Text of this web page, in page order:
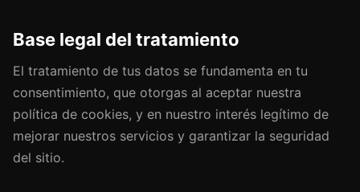
Base legal del tratamiento
El tratamiento de tus datos se fundamenta en tu
consentimiento, que otorgas al aceptar nuestra
política de cookies, y en nuestro interés legítimo de
mejorar nuestros servicios y garantizar la seguridad
del sitio.